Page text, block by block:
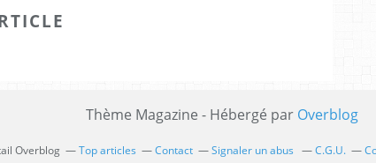
Thème Magazine - Hébergé par Overblog
Overblog Top articles Contact Signaler un abus C.G.U.